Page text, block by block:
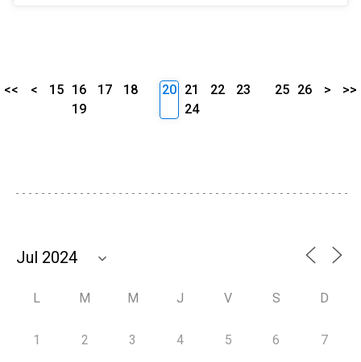
<< < 15 16 17
18
19
20 21 22
23
24
25 26 > >>
L M M J V S D
1 2 3 4 5 6 7